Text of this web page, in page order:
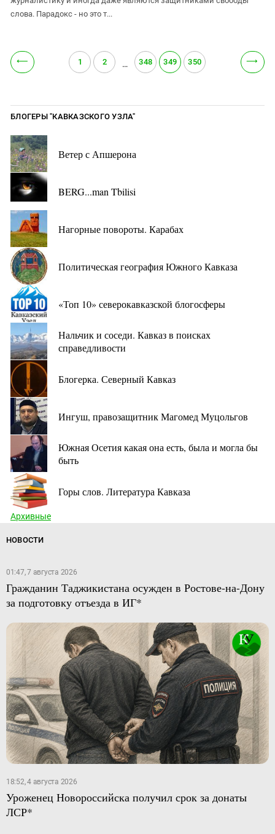
слова. Парадокс - но это т...
⟵ 1 2 … 348 349 350 ⟶
БЛОГЕРЫ "КАВКАЗСКОГО УЗЛА"
Ветер с Апшерона
BERG...man Tbilisi
Нагорные повороты. Карабах
Политическая география Южного Кавказа
«Топ 10» северокавказской блогосферы
Нальчик и соседи. Кавказ в поисках
справедливости
Блогерка. Северный Кавказ
Ингуш, правозащитник Магомед Муцольгов
Южная Осетия какая она есть, была и могла бы
быть
Горы слов. Литература Кавказа
Архивные
НОВОСТИ
01:47, 7 августа 2026
Гражданин Таджикистана осужден в Ростове-на-Дону
за подготовку отъезда в ИГ*
18:52, 4 августа 2026
Уроженец Новороссийска получил срок за донаты
ЛСР*